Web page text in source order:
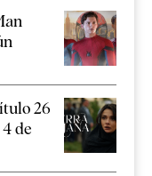
26
de